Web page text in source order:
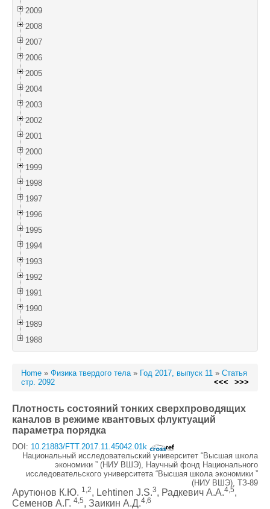
2009
2008
2007
2006
2005
2004
2003
2002
2001
2000
1999
1998
1997
1996
1995
1994
1993
1992
1991
1990
1989
1988
Home » Физика твердого тела» Год 2017, выпуск 11 » Статья
стр. 2092
<<< >>>
Плотность состояний тонких сверхпроводящих
каналов в режиме квантовых флуктуаций
параметра порядка
DOI: 10.21883/FTT.2017.11.45042.01k
Национальный исследовательский университет “Высшая школа
экономики ” (НИУ ВШЭ), Научный фонд Национального
исследовательского университета “Высшая школа экономики ”
(НИУ ВШЭ), ТЗ-89
Арутюнов К.Ю. 1,2, Lehtinen J.S.3, Радкевич А.А.4,5,
Семенов А.Г. 4,5, Заикин А.Д.4,6